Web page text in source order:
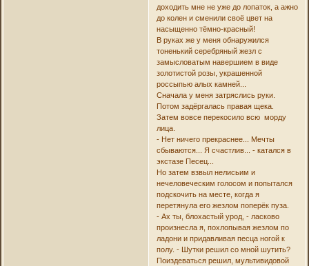
доходить мне не уже до лопаток, а ажно
до колен и сменили своё цвет на
насыщенно тёмно-красный!
В руках же у меня обнаружился
тоненький серебряный жезл с
замысловатым навершием в виде
золотистой розы, украшенной
россыпью алых камней...
Сначала у меня затряслись руки.
Потом задёргалась правая щека.
Затем вовсе перекосило всю морду
лица.
- Нет ничего прекраснее... Мечты
сбываются... Я счастлив... - катался в
экстазе Песец...
Но затем взвыл нелисьим и
нечеловеческим голосом и попытался
подскочить на месте, когда я
перетянула его жезлом поперёк пуза.
- Ах ты, блохастый урод, - ласково
произнесла я, похлопывая жезлом по
ладони и придавливая песца ногой к
полу. - Шутки решил со мной шутить?
Поиздеваться решил, мультивидовой